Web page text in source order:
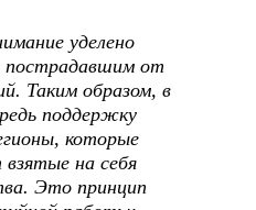
уделено
пострадавшим от
Таким образом, в
поддержку
которые
на себя
Это принцип